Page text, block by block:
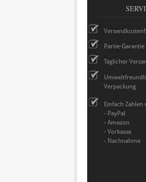
Partie-Garantie
Täglicher
Verpackung
Einfach Zahlen
- PayPal
- Amazon
- Vorkasse
- Nachnahme